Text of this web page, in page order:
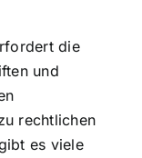
die
und
rechtlichen
es viele